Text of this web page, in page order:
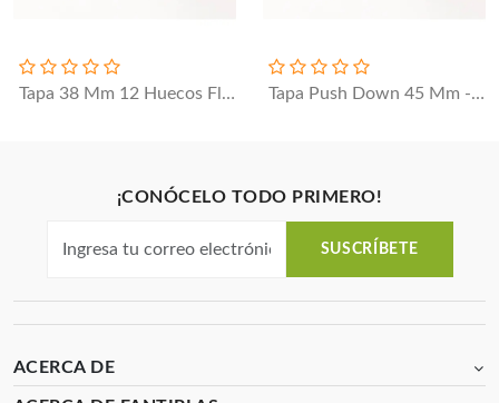
Tapa 38 Mm 12 Huecos Flip Top / 40 - 16 Tapa Push Down 45 Mm - Sin Liner / 50.6 - 18
¡CONÓCELO TODO PRIMERO!
SUSCRÍBETE
ACERCA DE